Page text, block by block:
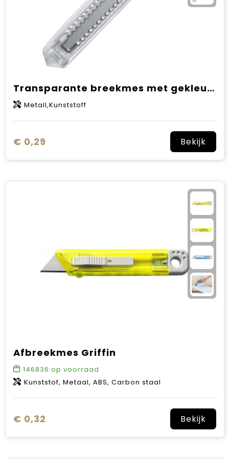
Transparante breekmes met gekleurde clip.
Metall,Kunststoff
€ 0,29 Bekijk
Afbreekmes Griffin
146836 op voorraad
Kunststof, Metaal, ABS, Carbon staal
€ 0,32 Bekijk